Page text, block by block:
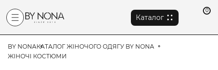
Каталог
0
BY NONAКАТАЛОГ ЖІНОЧОГО ОДЯГУ BY NONA
ЖІНОЧІ КОСТЮМИ